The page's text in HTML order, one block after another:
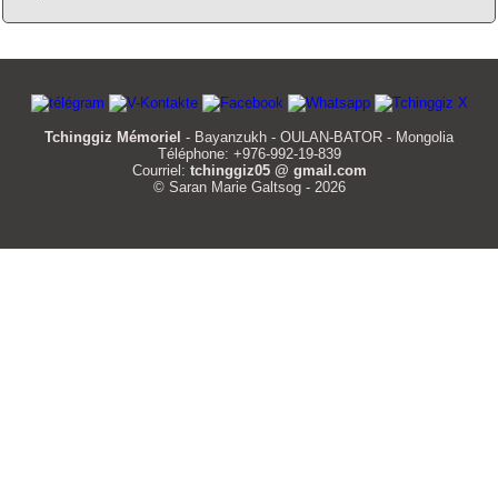
Tchinggiz Mémoriel - Bayanzukh - OULAN-BATOR - Mongolia
Téléphone: +976-992-19-839
Courriel: tchinggiz05 @ gmail.com
© Saran Marie Galtsog - 2026